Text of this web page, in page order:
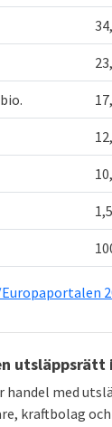
5,03
på länkarna i
redan i
framgår att
uppnått
plats i
Cypern och
utsläppsrätt
handel med
kraftbolag